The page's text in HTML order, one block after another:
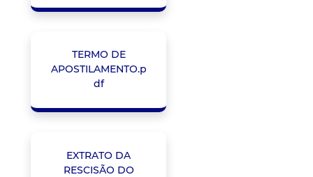
TERMO DE
APOSTILAMENTO.p
df
EXTRATO DA
RESCISÃO DO